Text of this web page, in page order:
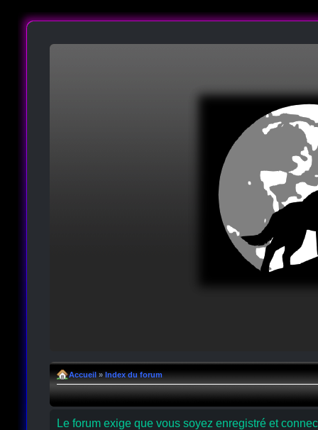
Accueil » Index du forum
Le forum exige que vous soyez enregistré et